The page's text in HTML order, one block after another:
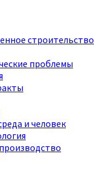
строительство
проблемы
и человек